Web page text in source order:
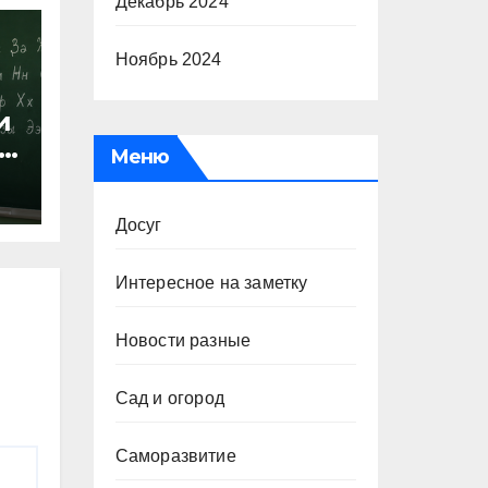
Ноябрь 2024
Меню
Досуг
Интересное на заметку
Новости разные
Сад и огород
Саморазвитие